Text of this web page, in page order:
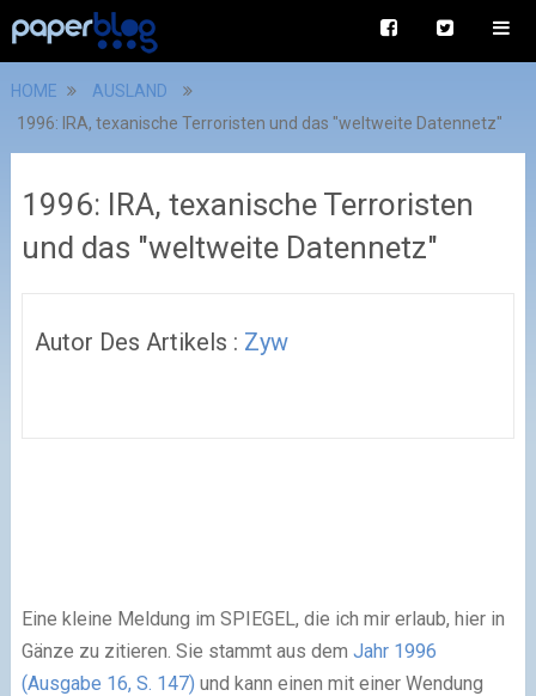
HOME
AUSLAND
1996: IRA, texanische Terroristen und das "weltweite Datennetz"
1996: IRA, texanische Terroristen
und das "weltweite Datennetz"
Autor Des Artikels : Zyw
Eine kleine Meldung im SPIEGEL, die ich mir erlaub, hier in
Gänze zu zitieren. Sie stammt aus dem Jahr 1996
(Ausgabe 16, S. 147) und kann einen mit einer Wendung